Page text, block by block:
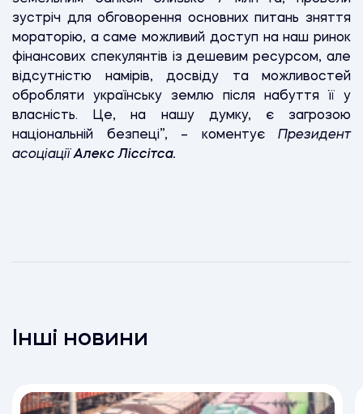
зустріч для обговорення основних питань зняття
мораторію, а саме можливий доступ на наш ринок
фінансових спекулянтів із дешевим ресурсом, але
відсутністю намірів, досвіду та можливостей
обробляти українську землю після набуття її у
власність. Це, на нашу думку, є загрозою
національній безпеці”, – коментує Президент
асоціаціїАлекс Ліссітса.
Інші новини